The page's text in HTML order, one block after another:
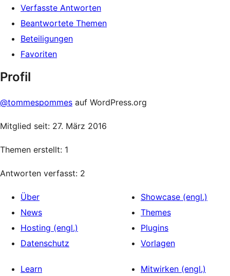
Verfasste Antworten
Beantwortete Themen
Beteiligungen
Favoriten
Profil
@tommespommes auf WordPress.org
Mitglied seit: 27. März 2016
Themen erstellt: 1
Antworten verfasst: 2
Über
News
Hosting (engl.)
Datenschutz
Showcase (engl.)
Themes
Plugins
Vorlagen
Learn
Mitwirken (engl.)